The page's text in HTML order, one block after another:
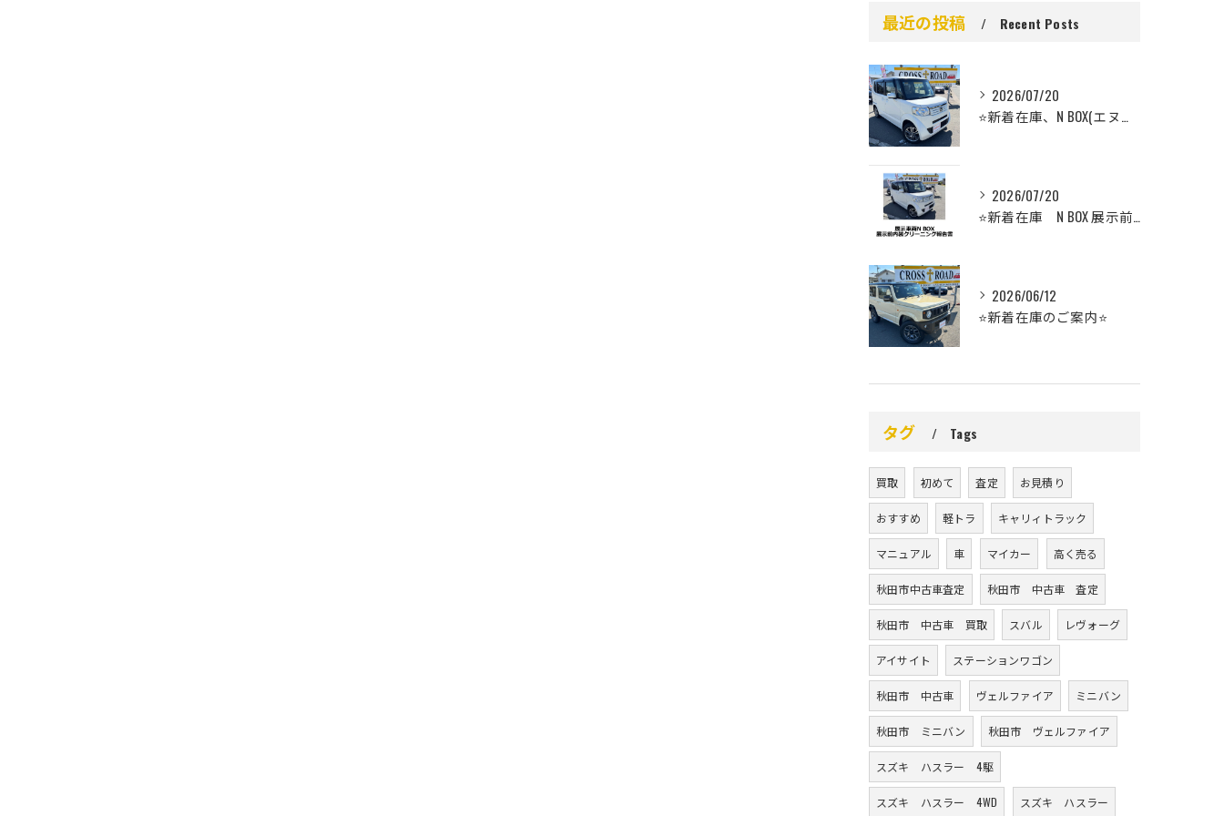
最近の投稿 Recent Posts
2026/07/20
⭐️新着在庫、N BOX(エヌボックス）のご案内⭐️
2026/07/20
⭐️新着在庫 N BOX 展示前車内クリーニング⭐️
2026/06/12
⭐️新着在庫のご案内⭐️
タグ Tags
買取 初めて 査定 お見積り
おすすめ 軽トラ キャリィトラック
マニュアル 車 マイカー 高く売る
秋田市中古車査定 秋田市 中古車 査定
秋田市 中古車 買取 スバル レヴォーグ
アイサイト ステーションワゴン
秋田市 中古車 ヴェルファイア ミニバン
秋田市 ミニバン 秋田市 ヴェルファイア
スズキ ハスラー 4駆
スズキ ハスラー 4WD スズキ ハスラー